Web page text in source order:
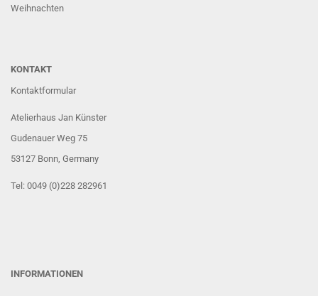
Weihnachten
KONTAKT
Kontaktformular
Atelierhaus Jan Künster
Gudenauer Weg 75
53127 Bonn, Germany
Tel: 0049 (0)228 282961
INFORMATIONEN